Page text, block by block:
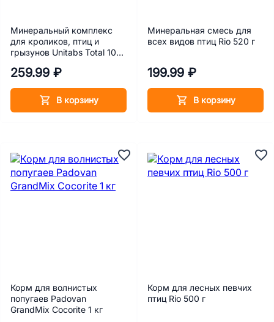
Минеральный комплекс
для кроликов, птиц и
грызунов Unitabs Total 10
259.99 ₽
В корзину
Минеральная смесь для
всех видов птиц Rio 520 г
199.99 ₽
В корзину
Корм для волнистых
попугаев Padovan
GrandMix Cocorite 1 кг
Корм для лесных певчих
птиц Rio 500 г